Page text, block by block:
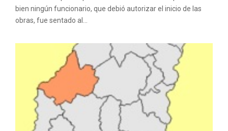
bien ningún funcionario, que debió autorizar el inicio de las
obras, fue sentado al...